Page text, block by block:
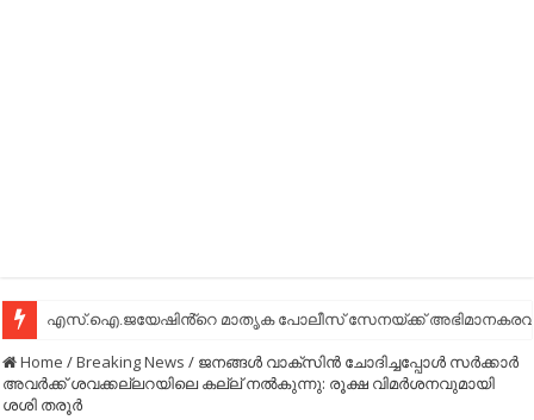
എസ്.ഐ.ജയേഷിൻ്റെ മാതൃക പോലീസ് സേനയ്ക്ക്
Home /Breaking News / ജനങ്ങള്‍ വാക്‌സിന്‍ ചോദിച്ചപ്പോള്‍ സര്‍ക്കാര്‍
അവര്‍ക്ക് ശവക്കല്ലറയിലെ കല്ല് നല്‍കുന്നു: രൂക്ഷ വിമര്‍ശനവുമായി
ശശി തരൂര്‍